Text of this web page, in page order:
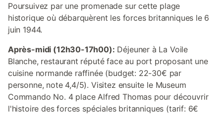
Poursuivez par une promenade sur cette plage
historique où débarquèrent les forces britanniques le 6
juin 1944.
Après-midi (12h30-17h00): Déjeuner à La Voile
Blanche, restaurant réputé face au port proposant une
cuisine normande raffinée (budget: 22-30€ par
personne, note 4,4/5). Visitez ensuite le Museum
Commando No. 4 place Alfred Thomas pour découvrir
l'histoire des forces spéciales britanniques (tarif: 6€